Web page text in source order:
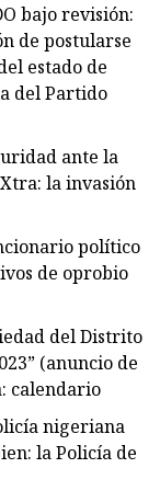
bajo revisión:
de postularse
estado de
del Partido
ante la
la invasión
político
de oprobio
del Distrito
(anuncio de
calendario
nigeriana
la Policía de